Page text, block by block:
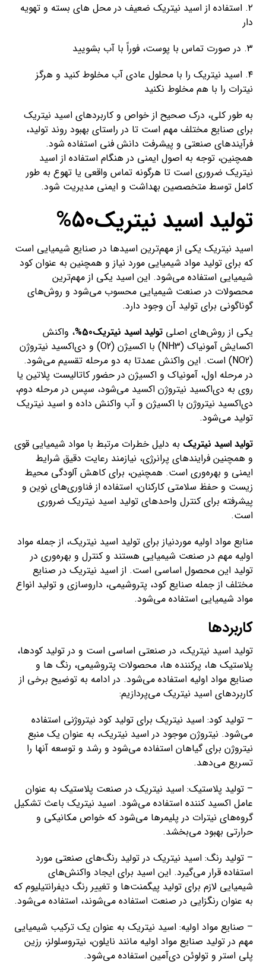
۲. استفاده از اسید نیتریک ضعیف در محل های بسته و تهویه
دار
۳. در صورت تماس با پوست، فوراً با آب بشویید
۴. اسید نیتریک را با محلول عادی آب مخلوط کنید و هرگز
نیترات را با هم مخلوط نکنید
به طور کلی، درک صحیح از خواص و کاربردهای اسید نیتریک
برای صنایع مختلف مهم است تا در راستای بهبود روند تولید،
فرآیندهای صنعتی و پیشرفت دانش فنی استفاده شود.
همچنین، توجه به اصول ایمنی در هنگام استفاده از اسید
نیتریک ضروری است تا هرگونه تماس واقعی یا تهوع به طور
کامل توسط متخصصین بهداشت و ایمنی مدیریت شود.
تولید اسید نیتریک50%
اسید نیتریک یکی از مهم‌ترین اسیدها در صنایع شیمیایی است
که برای تولید مواد شیمیایی مورد نیاز و همچنین به عنوان کود
شیمیایی استفاده می‌شود. این اسید یکی از مهم‌ترین
محصولات در صنعت شیمیایی محسوب می‌شود و روش‌های
گوناگونی برای تولید آن وجود دارد.
یکی از روش‌های اصلیتولید اسید نیتریک50%
، واکنش
اکسایش آمونیاک (NH3) با اکسیژن (O2) و دی‌اکسید نیتروژن
(NO2) است. این واکنش عمدتا به دو مرحله تقسیم می‌شود.
در مرحله اول، آمونیاک و اکسیژن در حضور کاتالیست پلاتین یا
روی به دی‌اکسید نیتروژن اکسید می‌شود، سپس در مرحله دوم،
دی‌اکسید نیتروژن با اکسیژن و آب واکنش داده و اسید نیتریک
تولید می‌شود.
تولید اسید نیتریک به دلیل خطرات مرتبط با مواد شیمیایی قوی
و همچنین فرایندهای پرانرژی، نیازمند رعایت دقیق شرایط
ایمنی و بهره‌وری است. همچنین، برای کاهش آلودگی محیط
زیست و حفظ سلامتی کارکنان، استفاده از فناوری‌های نوین و
پیشرفته برای کنترل واحدهای تولید اسید نیتریک ضروری
است.
منابع مواد اولیه موردنیاز برای تولید اسید نیتریک، از جمله مواد
اولیه مهم در صنعت شیمیایی هستند و کنترل و بهره‌وری در
تولید این محصول اساسی است. از اسید نیتریک در صنایع
مختلف از جمله صنایع کود، پتروشیمی، داروسازی و تولید انواع
مواد شیمیایی استفاده می‌شود.
کاربردها
تولید اسید نیتریک، در صنعتی اساسی است و در تولید کودها،
پلاستیک ها، پرکننده ها، محصولات پتروشیمی، رنگ ها و
صنایع مواد اولیه استفاده می‌شود. در ادامه به توضیح برخی از
کاربردهای اسید نیتریک می‌پردازیم:
– تولید کود: اسید نیتریک برای تولید کود نیتروژنی استفاده
می‌شود. نیتروژن موجود در اسید نیتریک، به عنوان یک منبع
نیتروژن برای گیاهان استفاده می‌شود و رشد و توسعه آنها را
تسریع می‌دهد.
– تولید پلاستیک: اسید نیتریک در صنعت پلاستیک به عنوان
عامل اکسید کننده استفاده می‌شود. اسید نیتریک باعث تشکیل
گروه‌های نیترات در پلیمرها می‌شود که خواص مکانیکی و
حرارتی بهبود می‌بخشد.
– تولید رنگ: اسید نیتریک در تولید رنگ‌های صنعتی مورد
استفاده قرار می‌گیرد. این اسید برای ایجاد واکنش‌های
شیمیایی لازم برای تولید پیگمنت‌ها و تغییر رنگ دیفرانتیلیوم که
به عنوان رنگزایی در صنعت استفاده می‌شوند، استفاده می‌شود.
– صنایع مواد اولیه: اسید نیتریک به عنوان یک ترکیب شیمیایی
مهم در تولید صنایع مواد اولیه مانند نایلون، نیتروسلولز، رزین
پلی استر و تولوئن دی‌آمین استفاده می‌شود.